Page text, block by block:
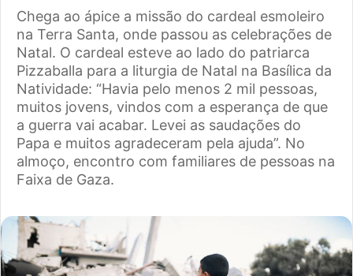
Chega ao ápice a missão do cardeal esmoleiro
na Terra Santa, onde passou as celebrações de
Natal. O cardeal esteve ao lado do patriarca
Pizzaballa para a liturgia de Natal na Basílica da
Natividade: “Havia pelo menos 2 mil pessoas,
muitos jovens, vindos com a esperança de que
a guerra vai acabar. Levei as saudações do
Papa e muitos agradeceram pela ajuda”. No
almoço, encontro com familiares de pessoas na
Faixa de Gaza.